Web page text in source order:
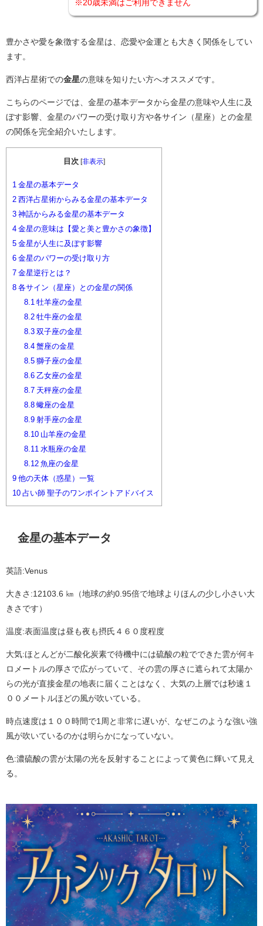
※20歳未満はご利用できません
豊かさや愛を象徴する金星は、恋愛や金運とも大きく関係をしてい
ます。
西洋占星術での金星の意味を知りたい方へオススメです。
こちらのページでは、金星の基本データから金星の意味や人生に及
ぼす影響、金星のパワーの受け取り方や各サイン（星座）との金星
の関係を完全紹介いたします。
目次 非表示]
1 金星の基本データ
2 西洋占星術からみる金星の基本データ
3 神話からみる金星の基本データ
4 金星の意味は【愛と美と豊かさの象徴】
5 金星が人生に及ぼす影響
6 金星のパワーの受け取り方
7 金星逆行とは？
8 各サイン（星座）との金星の関係
8.1 牡羊座の金星
8.2牡牛座の金星
8.3双子座の金星
8.4蟹座の金星
8.5獅子座の金星
8.6乙女座の金星
8.7天秤座の金星
8.8蠍座の金星
8.9射手座の金星
8.10山羊座の金星
8.11 水瓶座の金星
8.12魚座の金星
9 他の天体（惑星）一覧
10 占い師 聖子のワンポイントアドバイス
金星の基本データ
英語:Venus
大きさ:12103.6 ㎞（地球の約0.95倍で地球よりほんの少し小さい大
きさです）
温度:表面温度は昼も夜も摂氏４６０度程度
大気:ほとんどが二酸化炭素で待機中には硫酸の粒でできた雲が何キ
ロメートルの厚さで広がっていて、その雲の厚さに遮られて太陽か
らの光が直接金星の地表に届くことはなく、大気の上層では秒速１
００メートルほどの風が吹いている。
時点速度は１００時間で1周と非常に遅いが、なぜこのような強い強
風が吹いているのかは明らかになっていない。
色:濃硫酸の雲が太陽の光を反射することによって黄色に輝いて見え
る。